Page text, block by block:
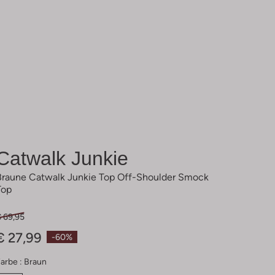
Junkie
Catwalk Junkie Top Off-Shoulder Smock
-60%
69,95
27,99
: Braun